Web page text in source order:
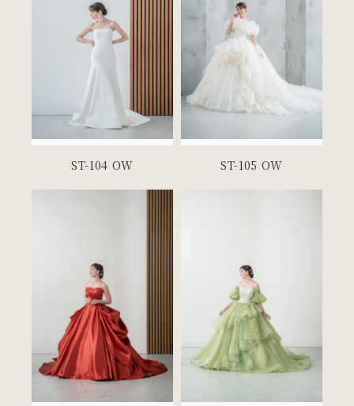
ST-104 OW ST-105 OW